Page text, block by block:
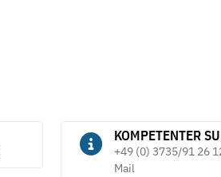
KOMPETENTER
+49 (0) 3735/91 26
Mail